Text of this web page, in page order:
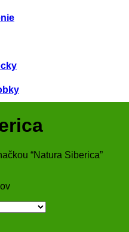
“Natura Siberica”
Zoradené
najnovších